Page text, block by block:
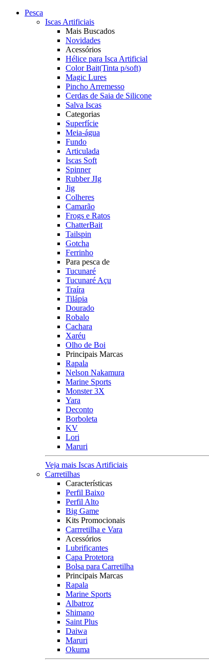
Pesca
Iscas Artificiais
Mais Buscados
Novidades
Acessórios
Hélice para Isca Artificial
Color Bait(Tinta p/soft)
Magic Lures
Pincho Arremesso
Cerdas de Saia de Silicone
Salva Iscas
Categorias
Superfície
Meia-água
Fundo
Articulada
Iscas Soft
Spinner
Rubber JIg
Jig
Colheres
Camarão
Frogs e Ratos
ChatterBait
Tailspin
Gotcha
Ferrinho
Para pesca de
Tucunaré
Tucunaré Açu
Traíra
Tilápia
Dourado
Robalo
Cachara
Xaréu
Olho de Boi
Principais Marcas
Rapala
Nelson Nakamura
Marine Sports
Monster 3X
Yara
Deconto
Borboleta
KV
Lori
Maruri
Veja mais Iscas Artificiais
Carretilhas
Características
Perfil Baixo
Perfil Alto
Big Game
Kits Promocionais
Carrretilha e Vara
Acessórios
Lubrificantes
Capa Protetora
Bolsa para Carretilha
Principais Marcas
Rapala
Marine Sports
Albatroz
Shimano
Saint Plus
Daiwa
Maruri
Okuma